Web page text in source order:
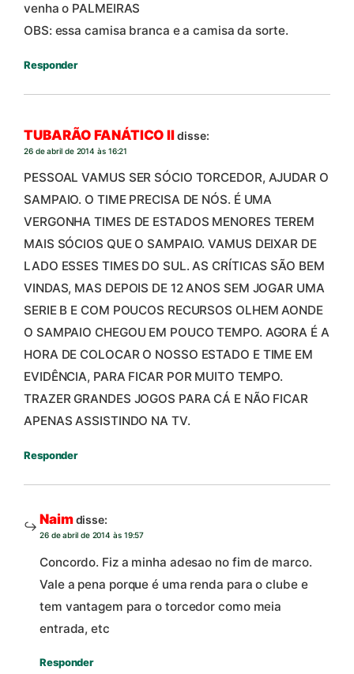
venha o PALMEIRAS
OBS: essa camisa branca e a camisa da sorte.
Responder
TUBARÃO FANÁTICO IIdisse:
26 de abril de 2014 às 16:21
PESSOAL VAMUS SER SÓCIO TORCEDOR, AJUDAR O
SAMPAIO. O TIME PRECISA DE NÓS. É UMA
VERGONHA TIMES DE ESTADOS MENORES TEREM
MAIS SÓCIOS QUE O SAMPAIO. VAMUS DEIXAR DE
LADO ESSES TIMES DO SUL. AS CRÍTICAS SÃO BEM
VINDAS, MAS DEPOIS DE 12 ANOS SEM JOGAR UMA
SERIE B E COM POUCOS RECURSOS OLHEM AONDE
O SAMPAIO CHEGOU EM POUCO TEMPO. AGORA É A
HORA DE COLOCAR O NOSSO ESTADO E TIME EM
EVIDÊNCIA, PARA FICAR POR MUITO TEMPO.
TRAZER GRANDES JOGOS PARA CÁ E NÃO FICAR
APENAS ASSISTINDO NA TV.
Responder
Naimdisse:
26 de abril de 2014 às 19:57
Concordo. Fiz a minha adesao no fim de marco.
Vale a pena porque é uma renda para o clube e
tem vantagem para o torcedor como meia
entrada, etc
Responder